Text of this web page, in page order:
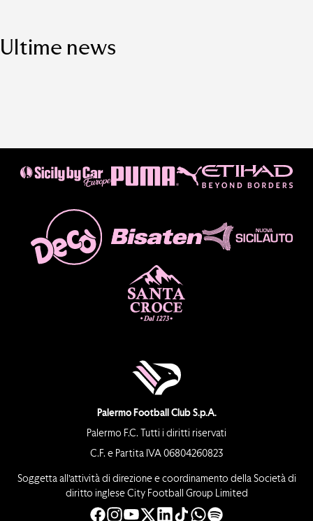
Ultime news
Palermo Football Club S.p.A.
Palermo F.C. Tutti i diritti riservati
C.F. e Partita IVA 06804260823
Soggetta all’attività di direzione e coordinamento della Società di
diritto inglese City Football Group Limited